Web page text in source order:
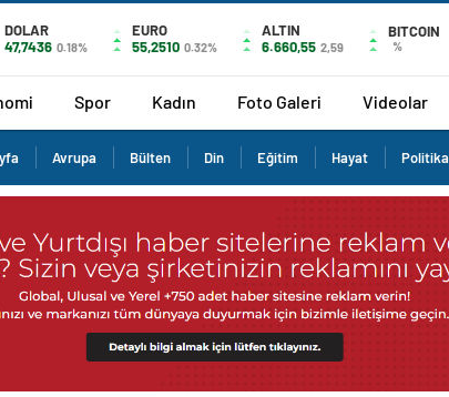
DOLAR
47,7436 0.18%
EURO
55,2510 0.32%
ALTIN
6.660,55 2,59
BITCOIN
%
Spor Kadın Foto Galeri Videolar
Avrupa Bülten Din Eğitim Hayat Politika